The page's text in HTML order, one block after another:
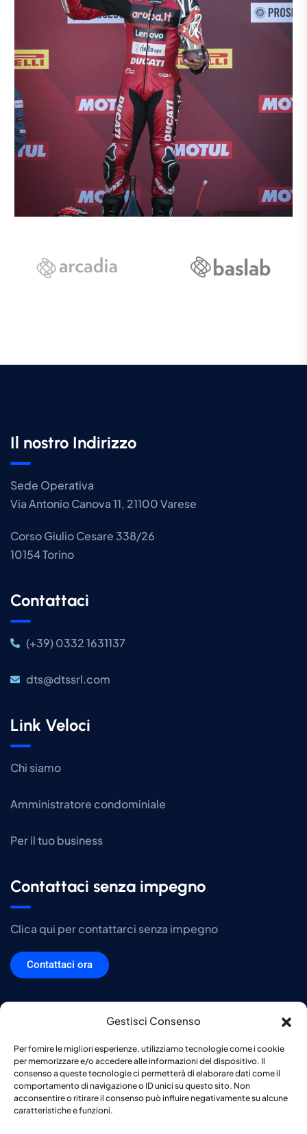
Gestisci Consenso
Per fornire le migliori esperienze, utilizziamo tecnologie come i cookie
per memorizzare e/o accedere alle informazioni del dispositivo. Il
consenso a queste tecnologie ci permetterà di elaborare dati come il
comportamento di navigazione o ID unici su questo sito. Non
acconsentire o ritirare il consenso può influire negativamente su alcune
caratteristiche e funzioni.
1 0
Il nostro Indirizzo
Sede Operativa
Via Antonio Canova 11, 21100 Varese
Corso Giulio Cesare 338/26
10154 Torino
Contattaci
(+39) 0332 1631137
dts@dtssrl.com
Link Veloci
Chi siamo
Amministratore condominiale
Per il tuo business
Contattaci senza impegno
Clica qui per contattarci senza impegno
Contattaci ora
fiscale 03032640124. C.C.I.A.A. VA-315476. Capitale sociale di €
10.000,00 -Privacy Policy-Cookie Policy